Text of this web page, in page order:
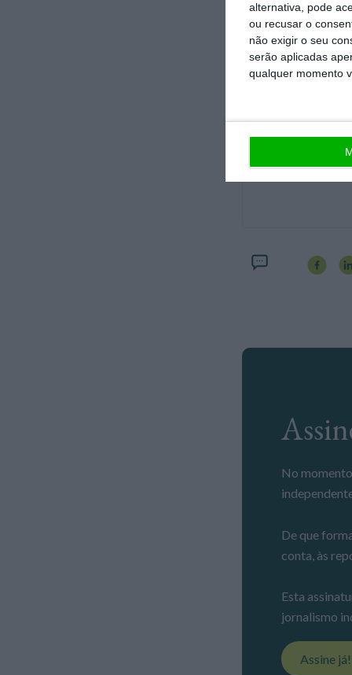
alternativa, pode
ou recusar o
não exigir o seu
serão aplicadas
qualquer momento
maioria
eleitor PS.
No momento em que a informação é mais importante do que nunca, apoie o jornalismo
De que
conta, às
Esta
jornalismo
Assine já!